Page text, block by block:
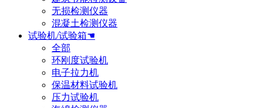
无损检测仪器
混凝土检测仪器
试验机/试验箱☚
全部
环刚度试验机
电子拉力机
保温材料试验机
压力试验机